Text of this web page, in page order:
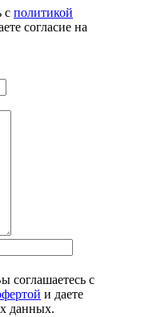
с политикой
согласие на
соглашаетесь с
и даете
данных.